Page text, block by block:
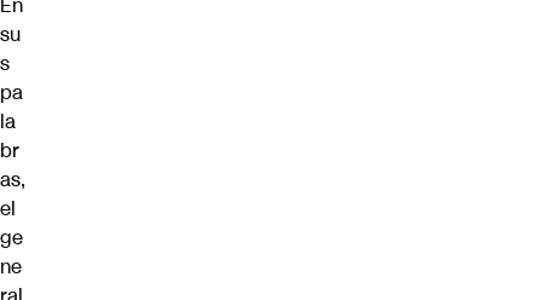
su
s
pa
la
br
as,
el
ge
ne